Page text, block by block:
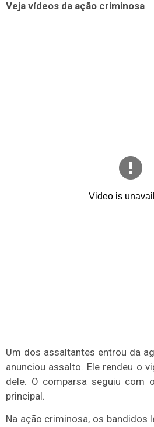
Veja vídeos da ação criminosa
Um dos assaltantes entrou da
anunciou assalto. Ele rendeu o
dele. O comparsa seguiu com
principal.
Na ação criminosa, os bandidos